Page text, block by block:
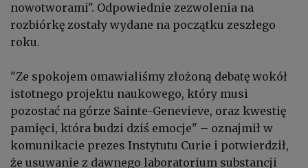
nowotworami". Odpowiednie zezwolenia na
rozbiórkę zostały wydane na początku zeszłego
roku.
"Ze spokojem omawialiśmy złożoną debatę wokół
istotnego projektu naukowego, który musi
pozostać na górze Sainte-Genevieve, oraz kwestię
pamięci, która budzi dziś emocje" – oznajmił w
komunikacie prezes Instytutu Curie i potwierdził,
że usuwanie z dawnego laboratorium substancji